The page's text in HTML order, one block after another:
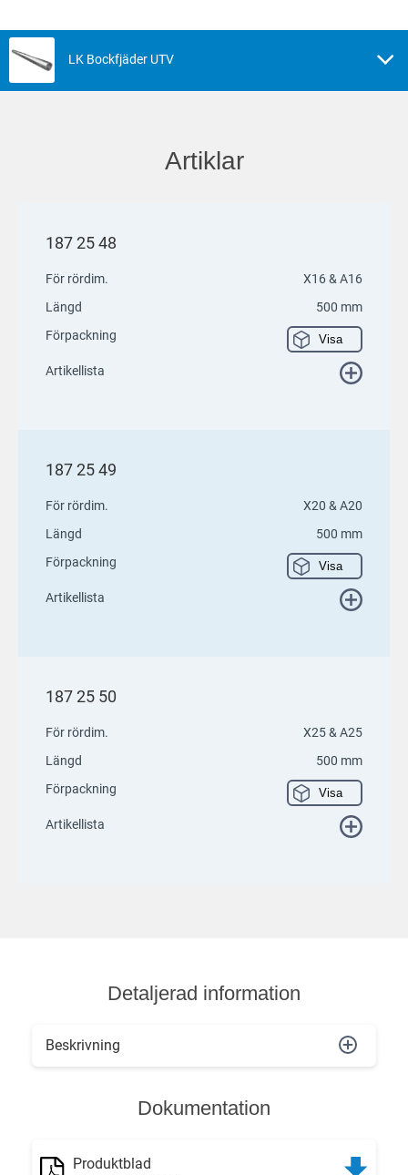
LK Bockfjäder UTV
Artiklar
187 25 48
För rördim.
X16 & A16
Längd
500 mm
Förpackning
Visa
Artikellista
187 25 49
För rördim.
X20 & A20
Längd
500 mm
Förpackning
Visa
Artikellista
187 25 50
För rördim.
X25 & A25
Längd
500 mm
Förpackning
Visa
Artikellista
Detaljerad information
Beskrivning
Dokumentation
Produktblad